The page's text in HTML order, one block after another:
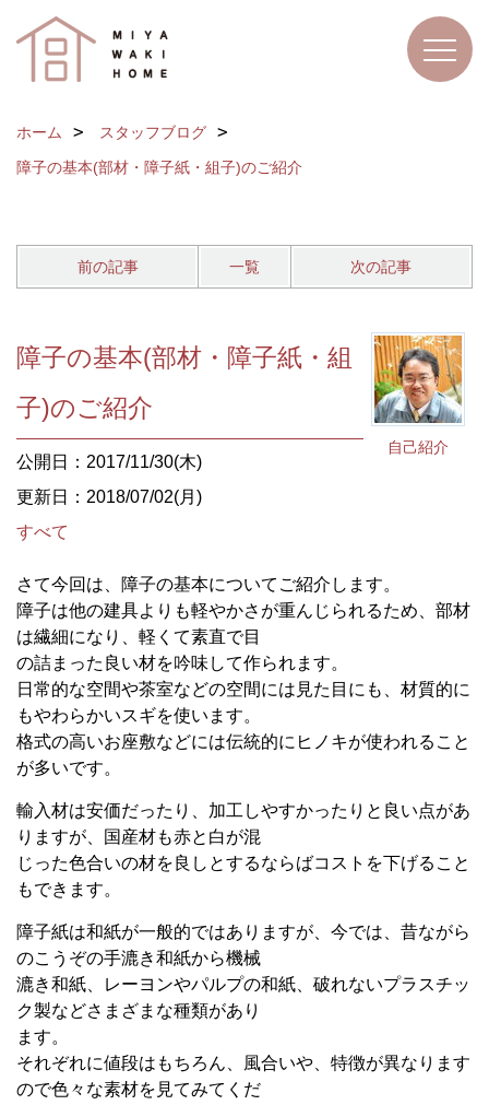
ホーム
スタッフブログ
障子の基本(部材・障子紙・組子)のご紹介
前の記事 一覧 次の記事
自己紹介
障子の基本(部材・障子紙・組
子)のご紹介
公開日：2017/11/30(木)
更新日：2018/07/02(月)
すべて
さて今回は、障子の基本についてご紹介します。
障子は他の建具よりも軽やかさが重んじられるため、部材
は繊細になり、軽くて素直で目
の詰まった良い材を吟味して作られます。
日常的な空間や茶室などの空間には見た目にも、材質的に
もやわらかいスギを使います。
格式の高いお座敷などには伝統的にヒノキが使われること
が多いです。
輸入材は安価だったり、加工しやすかったりと良い点があ
りますが、国産材も赤と白が混
じった色合いの材を良しとするならばコストを下げること
もできます。
障子紙は和紙が一般的ではありますが、今では、昔ながら
のこうぞの手漉き和紙から機械
漉き和紙、レーヨンやパルプの和紙、破れないプラスチッ
ク製などさまざまな種類があり
ます。
それぞれに値段はもちろん、風合いや、特徴が異なります
ので色々な素材を見てみてくだ